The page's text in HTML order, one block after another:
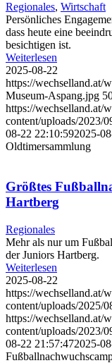
Regionales, Wirtschaft
Persönliches
dass heute eine
besichtigen ist.
Weiterlesen
2025-08-22
https://wechselland.at/
Museum-Aspang.jpg
https://wechselland.at/
content/uploads/2023/
08-22 22:10:592025-
Oldtimersammlung
Größtes
Hartberg
Regionales
Mehr als nur um
der Juniors Hartberg.
Weiterlesen
2025-08-22
https://wechselland.at/
content/uploads/2025/
https://wechselland.at/
content/uploads/2023/
08-22 21:57:472025-